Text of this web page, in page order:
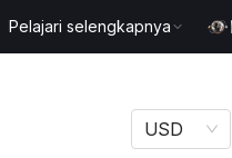
Pelajari selengkapnya
USD